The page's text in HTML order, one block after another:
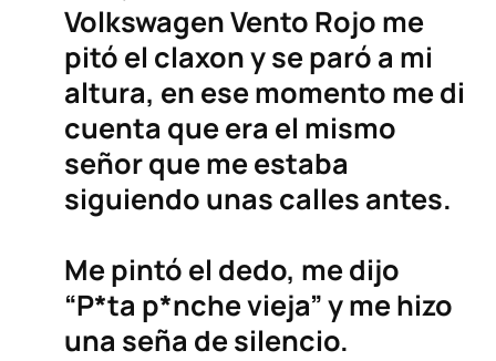
Volkswagen Vento Rojo me
pitó el claxon y se paró a mi
altura, en ese momento me di
cuenta que era el mismo
señor que me estaba
siguiendo unas calles antes.
Me pintó el dedo, me dijo
“P*ta p*nche vieja” y me hizo
una seña de silencio.